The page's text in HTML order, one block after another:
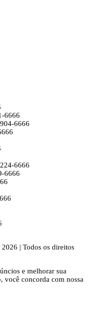
6666
6666
6666
6666
| Todos os direitos
e melhorar sua
você concorda com nossa